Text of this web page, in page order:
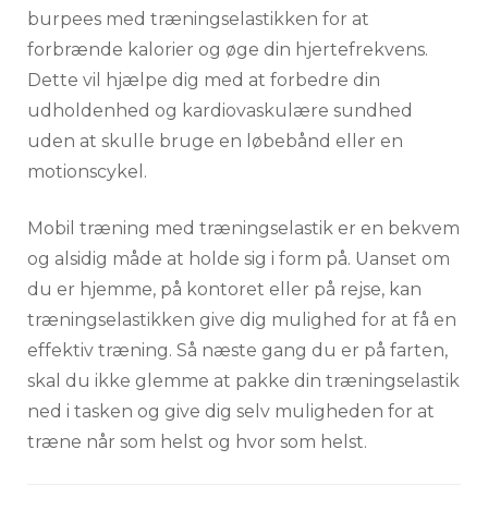
burpees med træningselastikken for at
forbrænde kalorier og øge din hjertefrekvens.
Dette vil hjælpe dig med at forbedre din
udholdenhed og kardiovaskulære sundhed
uden at skulle bruge en løbebånd eller en
motionscykel.
Mobil træning med træningselastik er en bekvem
og alsidig måde at holde sig i form på. Uanset om
du er hjemme, på kontoret eller på rejse, kan
træningselastikken give dig mulighed for at få en
effektiv træning. Så næste gang du er på farten,
skal du ikke glemme at pakke din træningselastik
ned i tasken og give dig selv muligheden for at
træne når som helst og hvor som helst.